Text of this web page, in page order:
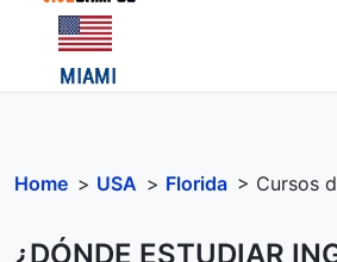
Home > USA > Florida > Cursos
¿DÓNDE ESTUDIAR